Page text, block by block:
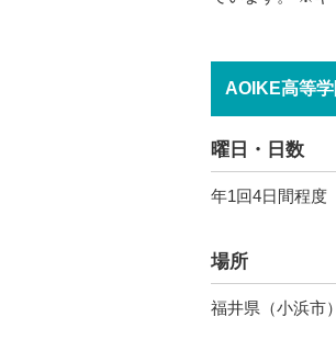
AOIKE高等
曜日・日数
年1回4日間程度
場所
福井県（小浜市